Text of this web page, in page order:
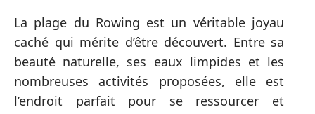
La plage du Rowing est un véritable joyau
caché qui mérite d’être découvert. Entre sa
beauté naturelle, ses eaux limpides et les
nombreuses activités proposées, elle est
l’endroit parfait pour se ressourcer et